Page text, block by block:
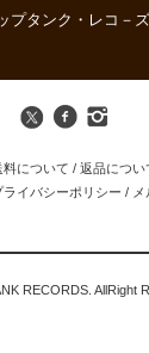
プタンク・レコ－
料について / 返品につい
ライバシーポリシー /
RECORDS. AllRight